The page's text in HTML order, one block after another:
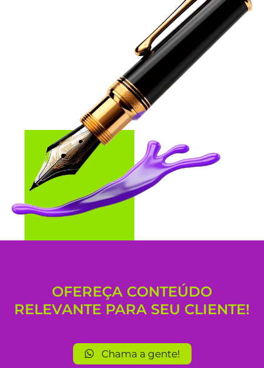
OFEREÇA CONTEÚDO
RELEVANTE PARA SEU CLIENTE!
Chama a gente!